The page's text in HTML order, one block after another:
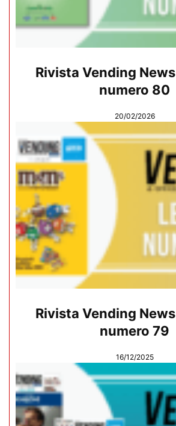
Rivista Vending
numero 80
20/02/2026
Rivista Vending
numero 79
16/12/2025